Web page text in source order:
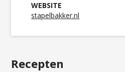
WEBSITE
stapelbakker.nl
Recepten